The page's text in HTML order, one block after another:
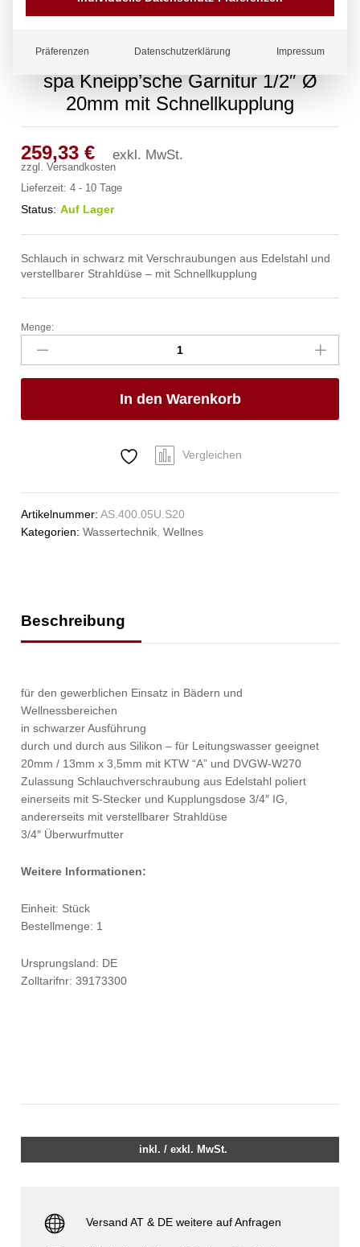
spa Kneipp’sche Garnitur 1/2″ Ø
20mm mit Schnellkupplung
259,33€ exkl. MwSt.
zzgl.Versandkosten
Lieferzeit:4 - 10 Tage
Status: Auf Lager
Schlauch in schwarz mit Verschraubungen aus Edelstahl und
verstellbarer Strahldüse – mit Schnellkupplung
spa
Kneipp'sche
Garnitur
1/2"
20mm
Menge:
In den Warenkorb
Vergleichen
Artikelnummer:AS.400.05U.S20
Kategorien:Wassertechnik,Wellnes
Beschreibung
für den gewerblichen Einsatz in Bädern und
Wellnessbereichen
in schwarzer Ausführung
durch und durch aus Silikon – für Leitungswasser geeignet
20mm / 13mm x 3,5mm mit KTW “A” und DVGW-W270
Zulassung Schlauchverschraubung aus Edelstahl poliert
einerseits mit S-Stecker und Kupplungsdose 3/4″ IG,
andererseits mit verstellbarer Strahldüse
3/4″ Überwurfmutter
Weitere Informationen:
Einheit: Stück
Bestellmenge: 1
Ursprungsland: DE
Zolltarifnr: 39173300
inkl. / exkl. MwSt.
Versand AT & DE weitere auf Anfragen
Präferenzen Datenschutzerklärung Impressum